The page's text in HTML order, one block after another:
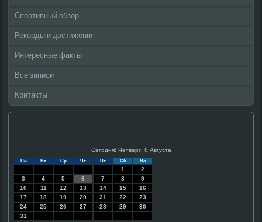
Спортивный обзор
Рекорды и достижения
Интересные факты
Все записи
Контакты
Сегодня: Четверг, 6 Августа
Пн Вт Ср Чт Пт Сб Вс
1
2
3
4 5 6 7 8
9
10
11 12 13 14 15
16
17
18 19 20 21 22
23
24
25 26 27 28 29
30
31